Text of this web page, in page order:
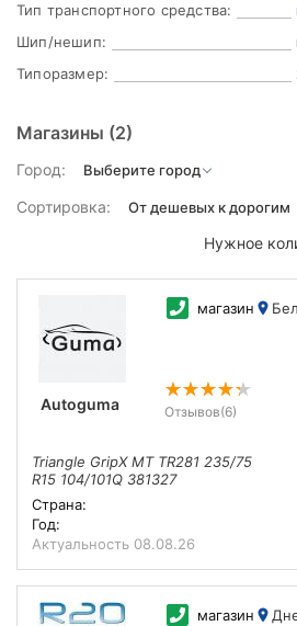
Тип транспортного средства:
Шип/нешип:
Типоразмер:
Магазины (2)
Город:
Сортировка:
Нужное
Autoguma
магазин
Отзывов(6)
Triangle GripX MT TR281 235/75
R15 104/101Q 381327
Страна:
Год:
Актуальность 08.08.26
магазин